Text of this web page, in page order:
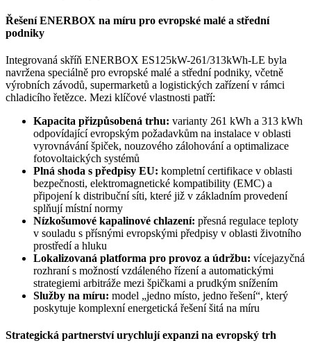
Řešení ENERBOX na míru pro evropské malé a střední
podniky
Integrovaná skříň ENERBOX ES125kW-261/313kWh-LE byla
navržena speciálně pro evropské malé a střední podniky, včetně
výrobních závodů, supermarketů a logistických zařízení v rámci
chladicího řetězce. Mezi klíčové vlastnosti patří:
Kapacita přizpůsobená trhu: varianty 261 kWh a 313 kWh
odpovídající evropským požadavkům na instalace v oblasti
vyrovnávání špiček, nouzového zálohování a optimalizace
fotovoltaických systémů
Plná shoda s předpisy EU: kompletní certifikace v oblasti
bezpečnosti, elektromagnetické kompatibility (EMC) a
připojení k distribuční síti, které již v základním provedení
splňují místní normy
Nízkošumové kapalinové chlazení: přesná regulace teploty
v souladu s přísnými evropskými předpisy v oblasti životního
prostředí a hluku
Lokalizovaná platforma pro provoz a údržbu: vícejazyčná
rozhraní s možností vzdáleného řízení a automatickými
strategiemi arbitráže mezi špičkami a prudkým snížením
Služby na míru: model „jedno místo, jedno řešení“, který
poskytuje komplexní energetická řešení šitá na míru
Strategická partnerství urychlují expanzi na evropský trh